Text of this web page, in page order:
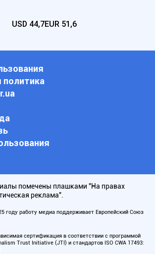
USD 44,7EUR 51,6
политика
помечены плашками "На правах
реклама".
году работу медиа поддерживает Европейский Союз
сертификация в соответствии с программой
Trust Initiative (JTI) и стандартов ISO CWA 17493: